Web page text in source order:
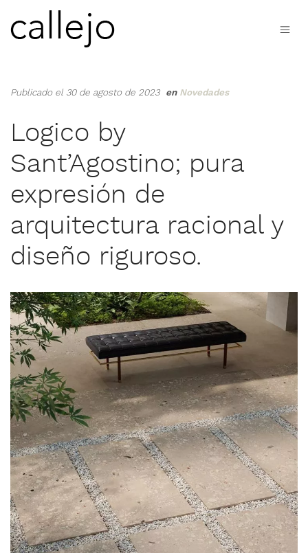
Publicado el 30 de agosto de 2023 en Novedades
Logico by
Sant’Agostino; pura
expresión de
arquitectura racional y
diseño riguroso.